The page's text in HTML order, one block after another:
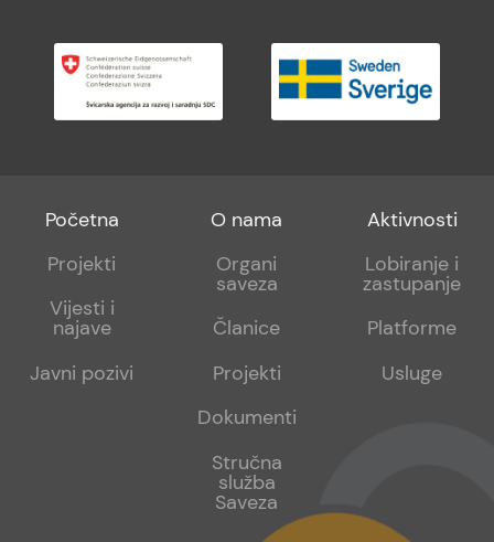
Footer
menu
Početna
Projekti
Vijesti i
najave
Javni pozivi
Footer
sub
O nama
Organi
saveza
Članice
Projekti
Dokumenti
Stručna
služba
Saveza
Footer
sub
Aktivnosti
Lobiranje i
zastupanje
Platforme
Usluge